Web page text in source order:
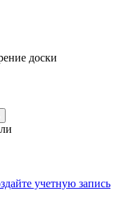
доски
учетную запись